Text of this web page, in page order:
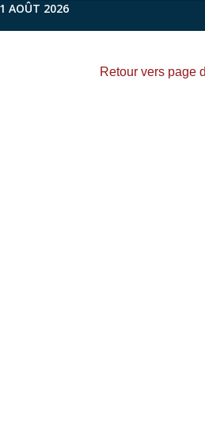
AOÛT 2026
Retour vers page